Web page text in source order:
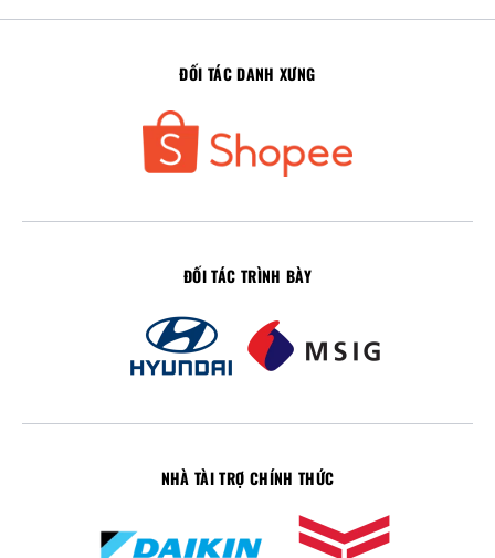
ĐỐI TÁC DANH XƯNG
ĐỐI TÁC TRÌNH BÀY
NHÀ TÀI TRỢ CHÍNH THỨC